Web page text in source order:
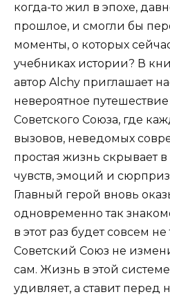
когда-то жил в эпохе,
прошлое, и смогли бы
моменты, о которых
учебниках истории? В
автор Alchy приглашает
невероятное
Советского Союза, где
вызовов, неведомых
простая жизнь скрывает
чувств, эмоций и
Главный герой вновь
одновременно так
в этот раз будет совсем
Советский Союз не
сам. Жизнь в этой
удивляет, а ставит перед